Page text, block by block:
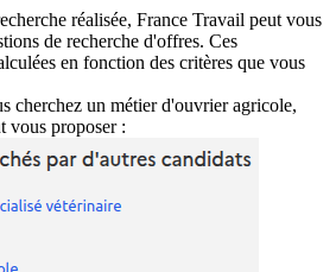
réalisée, France Travail peut vous
de recherche d'offres. Ces
en fonction des critères que vous
cherchez un métier d'ouvrier agricole,
vous proposer :